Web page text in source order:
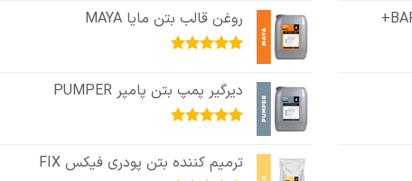
روغن قالب بتن مایا MAYA
دیرگیر پمپ بتن پامپر PUMPER
ترمیم کننده بتن پودری فیکس FIX